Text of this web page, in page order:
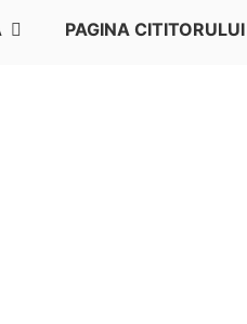
PAGINA CITITORULUI